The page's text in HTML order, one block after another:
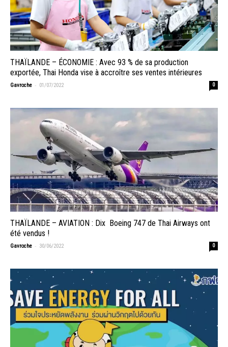
THAÏLANDE – ÉCONOMIE : Avec 93 % de sa production
exportée, Thai Honda vise à accroître ses ventes intérieures
Gavroche - 01/07/2022 0
THAÏLANDE – AVIATION : Dix Boeing 747 de Thai Airways ont
été vendus !
Gavroche - 30/06/2022 0